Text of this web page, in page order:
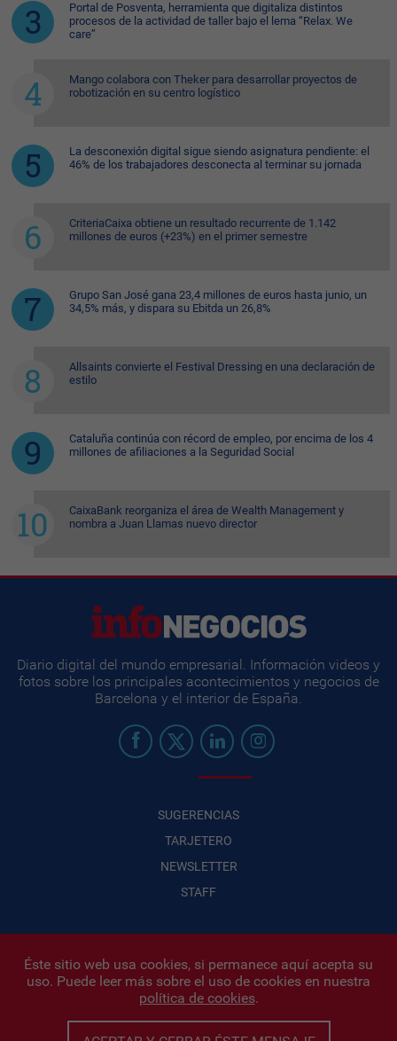
Portal de Posventa, herramienta que digitaliza distintos
procesos de la actividad de taller bajo el lema “Relax. We
care”
Mango colabora con Theker para desarrollar proyectos de
robotización en su centro logístico
La desconexión digital sigue siendo asignatura pendiente: el
46% de los trabajadores desconecta al terminar su jornada
CriteriaCaixa obtiene un resultado recurrente de 1.142
millones de euros (+23%) en el primer semestre
Grupo San José gana 23,4 millones de euros hasta junio, un
34,5% más, y dispara su Ebitda un 26,8%
Allsaints convierte el Festival Dressing en una declaración de
estilo
Cataluña continúa con récord de empleo, por encima de los 4
millones de afiliaciones a la Seguridad Social
CaixaBank reorganiza el área de Wealth Management y
nombra a Juan Llamas nuevo director
Diario digital del mundo empresarial. Información videos y
fotos sobre los principales acontecimientos y negocios de
Barcelona y el interior de España.
SUGERENCIAS
TARJETERO
NEWSLETTER
STAFF
Infonegocios 2026| INFONEGOCIOS S.A. · CUIT: 30710438486 |
Políticas de Privacidad|Protección de datos personales
Iñigo Biain
Éste sitio web usa cookies, si permanece aquí acepta su
uso. Puede leer más sobre el uso de cookies en nuestra
política de cookies.